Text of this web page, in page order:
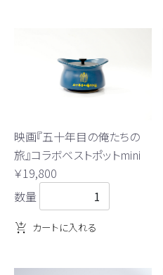
映画『五十年目の俺たちの
旅』コラボベストポットmini
￥19,800
数量
カートに入れる